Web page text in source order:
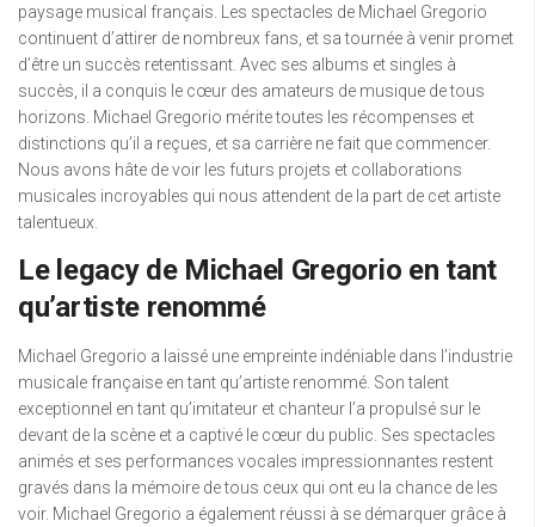
paysage musical français. Les spectacles de Michael Gregorio
continuent d’attirer de nombreux fans, et sa tournée à venir promet
d’être un succès retentissant. Avec ses albums et singles à
succès, il a conquis le cœur des amateurs de musique de tous
horizons. Michael Gregorio mérite toutes les récompenses et
distinctions qu’il a reçues, et sa carrière ne fait que commencer.
Nous avons hâte de voir les futurs projets et collaborations
musicales incroyables qui nous attendent de la part de cet artiste
talentueux.
Le legacy de Michael Gregorio en tant
qu’artiste renommé
Michael Gregorio a laissé une empreinte indéniable dans l’industrie
musicale française en tant qu’artiste renommé. Son talent
exceptionnel en tant qu’imitateur et chanteur l’a propulsé sur le
devant de la scène et a captivé le cœur du public. Ses spectacles
animés et ses performances vocales impressionnantes restent
gravés dans la mémoire de tous ceux qui ont eu la chance de les
voir. Michael Gregorio a également réussi à se démarquer grâce à